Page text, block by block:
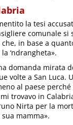
la tesi
comunale
che, in base a
‘ndrangheta».
domanda mirata
volte a San Luca.
al paese
trovavo in
Nirta per la
mamma».